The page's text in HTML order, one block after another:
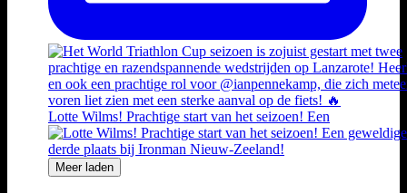
Lotte Wilms! Prachtige start van het seizoen! Een
Meer laden